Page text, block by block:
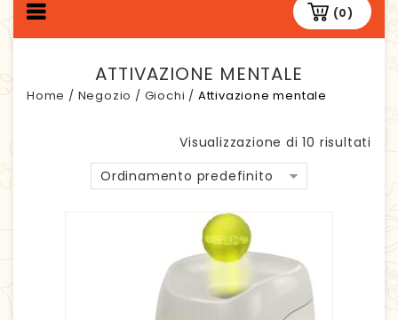
(0)
ATTIVAZIONE MENTALE
Home / Negozio / Giochi / Attivazione mentale
Visualizzazione di 10 risultati
Ordinamento predefinito